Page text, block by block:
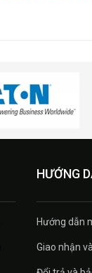
HƯỚNG
Hướng dẫn
Giao nhận